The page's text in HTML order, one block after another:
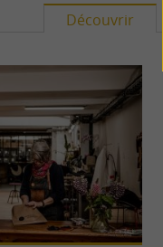
Découvrir